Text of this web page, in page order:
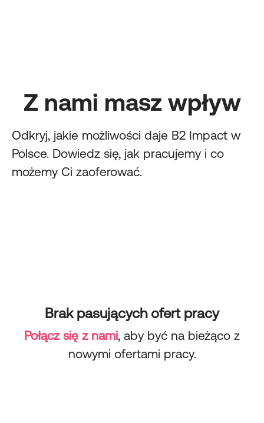
Z nami masz wpływ
Odkryj, jakie możliwości daje B2 Impact w
Polsce. Dowiedz się, jak pracujemy i co
możemy Ci zaoferować.
Brak pasujących ofert pracy
Połącz się z nami, aby być na bieżąco z
nowymi ofertami pracy.